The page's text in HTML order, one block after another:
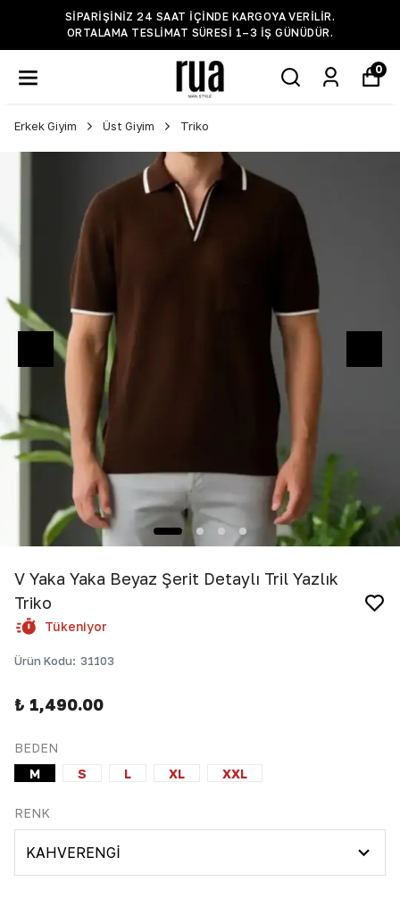
SIPARIŞINIZ 24 SAAT IÇINDE KARGOYA VERILIR.
ORTALAMA TESLIMAT SÜRESI 1–3 IŞ GÜNÜDÜR.
0
Erkek Giyim Üst Giyim Triko
V Yaka Yaka Beyaz Şerit Detaylı Tril Yazlık
Triko
Tükeniyor
Ürün Kodu: 31103
₺ 1,490.00
BEDEN
M
S L XL XXL
RENK